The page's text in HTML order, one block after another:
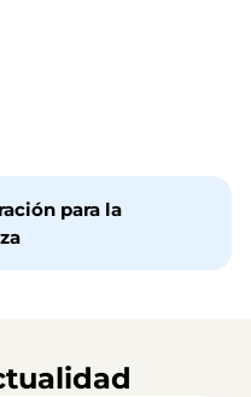
para la